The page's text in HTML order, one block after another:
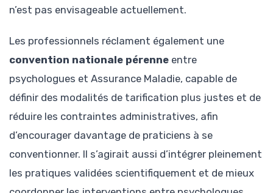
n’est pas envisageable actuellement.
Les professionnels réclament également une
convention nationale pérenne entre
psychologues et Assurance Maladie, capable de
définir des modalités de tarification plus justes et de
réduire les contraintes administratives, afin
d’encourager davantage de praticiens à se
conventionner. Il s’agirait aussi d’intégrer pleinement
les pratiques validées scientifiquement et de mieux